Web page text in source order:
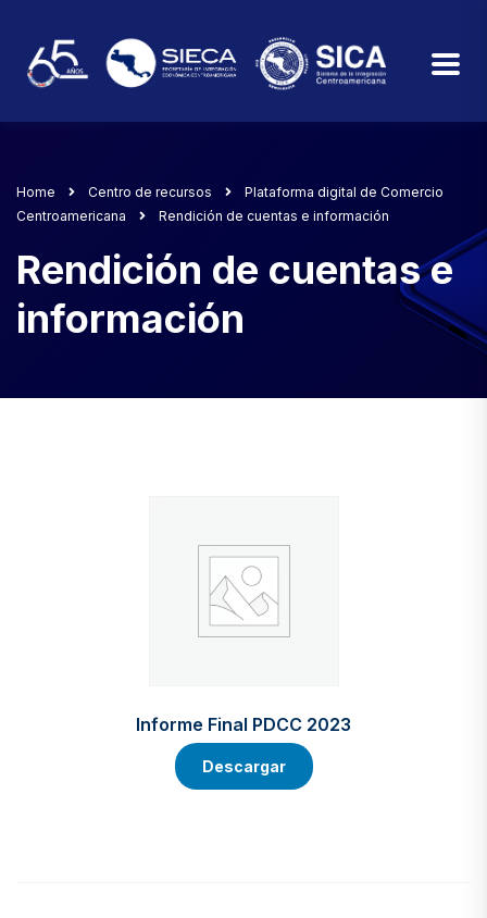
Home Centro de recursos
Plataforma digital de Comercio
Centroamericana
Rendición de cuentas e información
Rendición de cuentas e
información
Informe Final PDCC 2023
Descargar